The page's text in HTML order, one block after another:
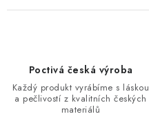
Poctivá česká výroba
Každý produkt vyrábíme s láskou
a pečlivostí z kvalitních českých
materiálů